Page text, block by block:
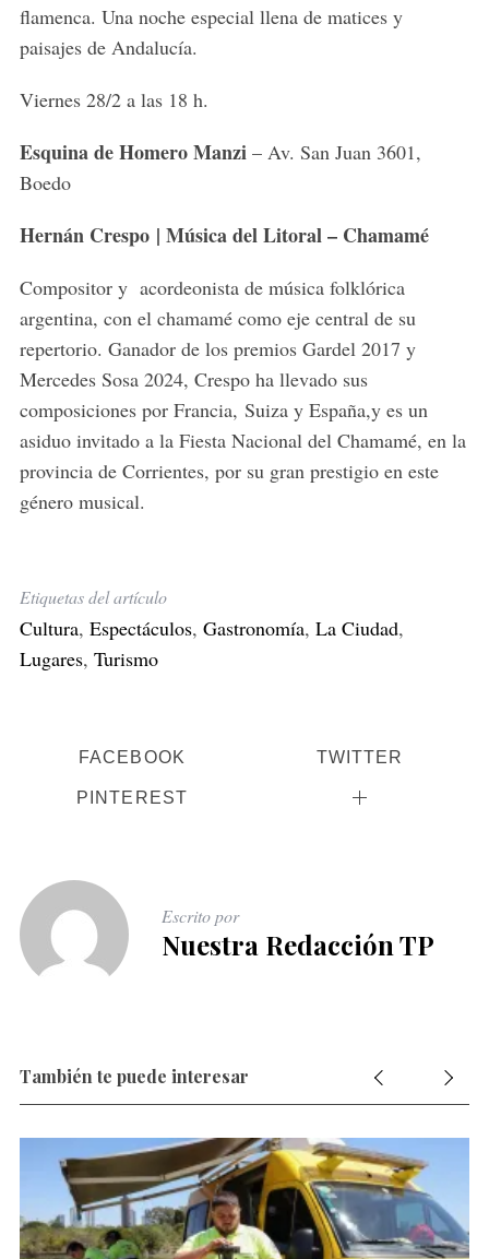
flamenca. Una noche especial llena de matices y
paisajes de Andalucía.
Viernes 28/2 a las 18 h.
Esquina de Homero Manzi – Av. San Juan 3601,
Boedo
Hernán Crespo | Música del Litoral – Chamamé
Compositor y acordeonista de música folklórica
argentina, con el chamamé como eje central de su
repertorio. Ganador de los premios Gardel 2017 y
Mercedes Sosa 2024, Crespo ha llevado sus
composiciones por Francia, Suiza y España,y es un
asiduo invitado a la Fiesta Nacional del Chamamé, en la
provincia de Corrientes, por su gran prestigio en este
género musical.
Etiquetas del artículo
Cultura, Espectáculos, Gastronomía, La Ciudad,
Lugares, Turismo
FACEBOOK TWITTER
PINTEREST
Escrito por
Nuestra Redacción TP
También te puede interesar
r
h
: